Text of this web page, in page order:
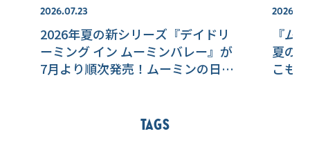
2026.07.23
2026年夏の新シリーズ『デイドリ
ーミング イン ムーミンバレー』が
7月より順次発売！ムーミンの日
『ム
夏の
こも
Tags